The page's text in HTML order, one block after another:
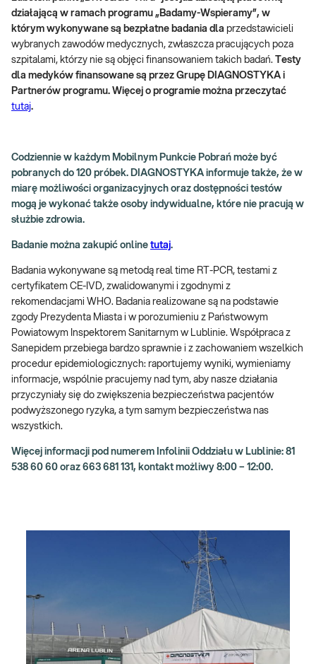
działającą w ramach programu „Badamy-Wspieramy”, w
którym wykonywane są bezpłatne badania dla przedstawicieli
wybranych zawodów medycznych, zwłaszcza pracujących poza
szpitalami, którzy nie są objęci finansowaniem takich badań.
Testy
dla medyków finansowane są przez Grupę DIAGNOSTYKA i
Partnerów programu. Więcej o programie można przeczytać
tutaj.
Codziennie w każdym Mobilnym Punkcie Pobrań może być
pobranych do 120 próbek. DIAGNOSTYKA informuje także, że w
miarę możliwości organizacyjnych oraz dostępności testów
mogą je wykonać także osoby indywidualne, które nie pracują w
służbie zdrowia.
Badanie można zakupić online tutaj.
Badania wykonywane są metodą real time RT-PCR, testami z
certyfikatem CE-IVD, zwalidowanymi i zgodnymi z
rekomendacjami WHO. Badania realizowane są na podstawie
zgody Prezydenta Miasta i w porozumieniu z Państwowym
Powiatowym Inspektorem Sanitarnym w Lublinie. Współpraca z
Sanepidem przebiega bardzo sprawnie i z zachowaniem wszelkich
procedur epidemiologicznych: raportujemy wyniki, wymieniamy
informacje, wspólnie pracujemy nad tym, aby nasze działania
przyczyniały się do zwiększenia bezpieczeństwa pacjentów
podwyższonego ryzyka, a tym samym bezpieczeństwa nas
wszystkich.
Więcej informacji pod numerem Infolinii Oddziału w Lublinie: 81
538 60 60 oraz 663 681 131, kontakt możliwy 8:00 – 12:00.